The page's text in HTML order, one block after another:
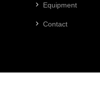
Equipment
Contact